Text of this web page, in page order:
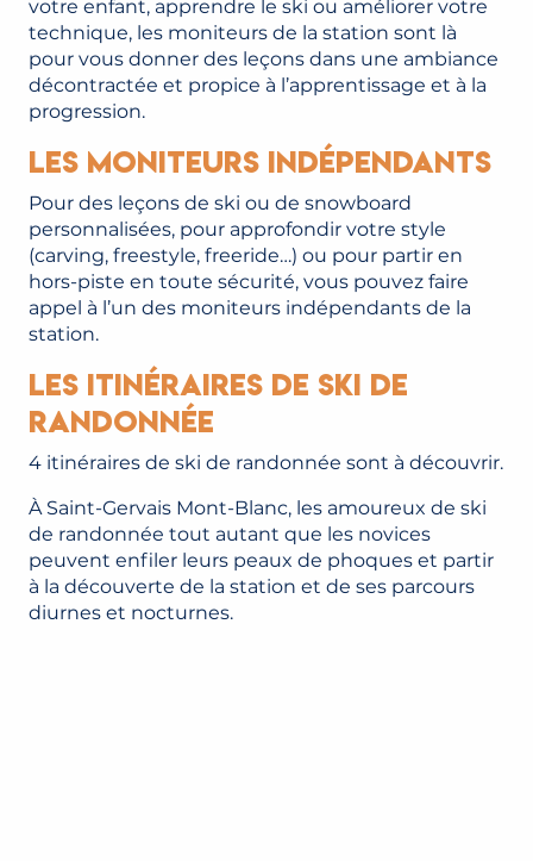
votre enfant, apprendre le ski ou améliorer votre
technique, les moniteurs de la station sont là
pour vous donner des leçons dans une ambiance
décontractée et propice à l’apprentissage et à la
progression.
Les moniteurs indépendants
Pour des leçons de ski ou de snowboard
personnalisées, pour approfondir votre style
(carving, freestyle, freeride…) ou pour partir en
hors-piste en toute sécurité, vous pouvez faire
appel à l’un des moniteurs indépendants de la
station.
Les itinéraires de ski de
randonnée
4 itinéraires de ski de randonnée sont à découvrir.
À Saint-Gervais Mont-Blanc, les amoureux de ski
de randonnée tout autant que les novices
peuvent enfiler leurs peaux de phoques et partir
à la découverte de la station et de ses parcours
diurnes et nocturnes.